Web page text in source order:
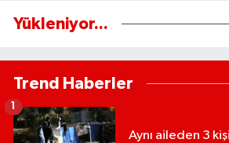
Yükleniyor...
Trend Haberler
Aynı aileden 3
1